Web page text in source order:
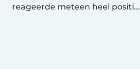
reageerde meteen heel positi...